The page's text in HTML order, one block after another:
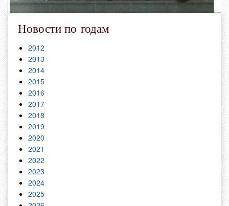
Новости по годам
2012
2013
2014
2015
2016
2017
2018
2019
2020
2021
2022
2023
2024
2025